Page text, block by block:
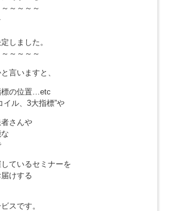
～～～～
しました。
～～～～
言いますと、
標の位置…etc
イル、3大指標”や
さんや
ているセミナーを
けする
スです。